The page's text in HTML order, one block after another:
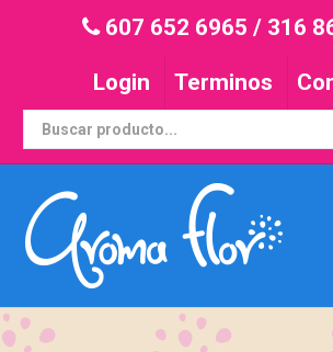
607 652 6965 / 316
Login Terminos